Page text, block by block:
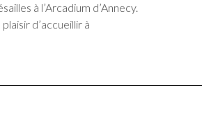
à l’Arcadium d’Annecy.
d’accueillir à